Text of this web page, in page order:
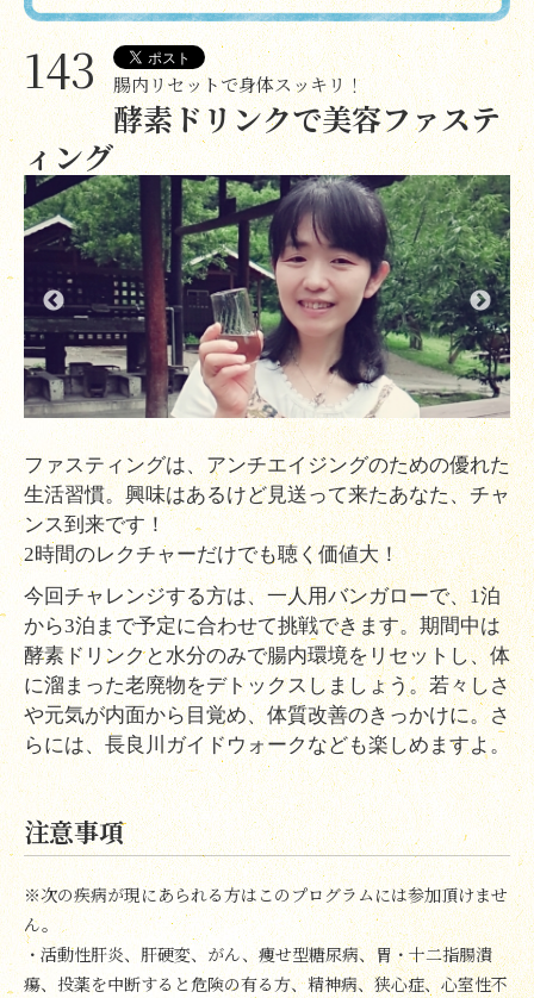
143 腸内リセットで身体スッキリ！
酵素ドリンクで美容ファステ
ィング
ファスティングは、アンチエイジングのための優れた
生活習慣。興味はあるけど見送って来たあなた、チャ
ンス到来です！
2時間のレクチャーだけでも聴く価値大！
今回チャレンジする方は、一人用バンガローで、1泊
から3泊まで予定に合わせて挑戦できます。期間中は
酵素ドリンクと水分のみで腸内環境をリセットし、体
に溜まった老廃物をデトックスしましょう。若々しさ
や元気が内面から目覚め、体質改善のきっかけに。さ
らには、長良川ガイドウォークなども楽しめますよ。
注意事項
※次の疾病が現にあられる方はこのプログラムには参加頂けませ
ん。
・活動性肝炎、肝硬変、がん、痩せ型糖尿病、胃・十二指腸潰
瘍、投薬を中断すると危険の有る方、精神病、狭心症、心室性不